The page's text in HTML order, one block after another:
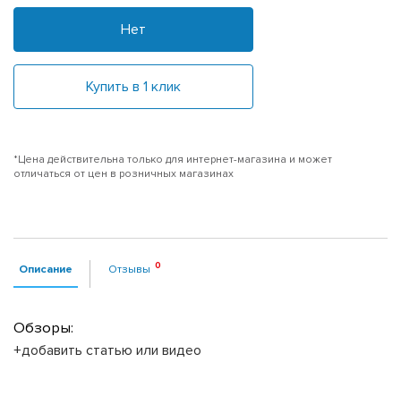
Нет
Купить в 1 клик
*Цена действительна только для интернет-магазина и может
отличаться от цен в розничных магазинах
Описание Отзывы
Обзоры:
+добавить статью или видео